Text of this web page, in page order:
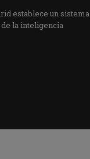
establece un sistema
la inteligencia